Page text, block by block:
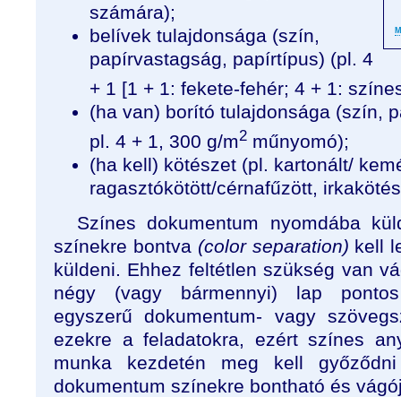
számára);
belívek tulajdonsága (szín,
papírvastagság, papírtípus) (pl. 4
+ 1 [1 + 1: fekete-fehér; 4 + 1:
(ha van) borító tulajdonsága (szín,
pl. 4 + 1, 300 g/m2 műnyomó);
(ha kell) kötészet (pl. kartonált/
ragasztókötött/cérnafűzött,
Színes dokumentum nyomdába
színekre bontva (color separation) kell
küldeni. Ehhez feltétlen szükség van
négy (vagy bármennyi) lap
egyszerű dokumentum- vagy
ezekre a feladatokra, ezért színes
munka kezdetén meg kell
dokumentum színekre bontható és